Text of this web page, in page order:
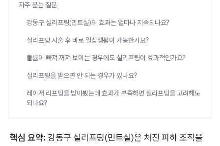
자주 묻는 질문
강동구 실리프팅(민트실)의 효과는 얼마나 지속되나요?
실리프팅 시술 후 바로 일상생활이 가능한가요?
볼륨이 빠져 꺼져 보이는 경우에도 실리프팅이 효과적인가요?
실리프팅을 받으면 안 되는 경우가 있나요?
레이저 리프팅을 받아봤는데 효과가 부족하면 실리프팅을 고려해도
되나요?
핵심 요약: 강동구 실리프팅(민트실)은 처진 피하 조직을